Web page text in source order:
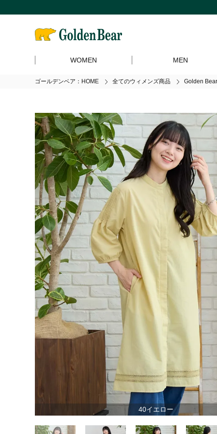
WOMEN MEN
ゴールデンベア：HOME 全てのウィメンズ商品 Golden
40イエロー